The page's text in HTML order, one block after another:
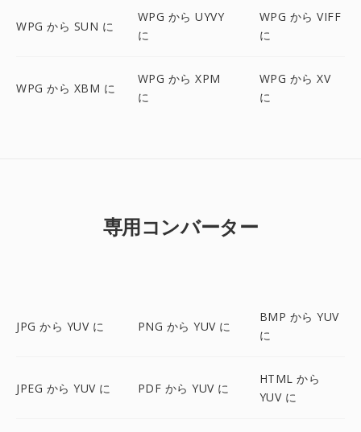
WPG から SUN に
WPG から UYVY
に
WPG から VIFF
に
WPG から XBM に
WPG から XPM
に
WPG から XV
に
専用コンバーター
JPG から YUV に PNG から YUV に
BMP から YUV
に
JPEG から YUV に PDF から YUV に
HTML から
YUV に